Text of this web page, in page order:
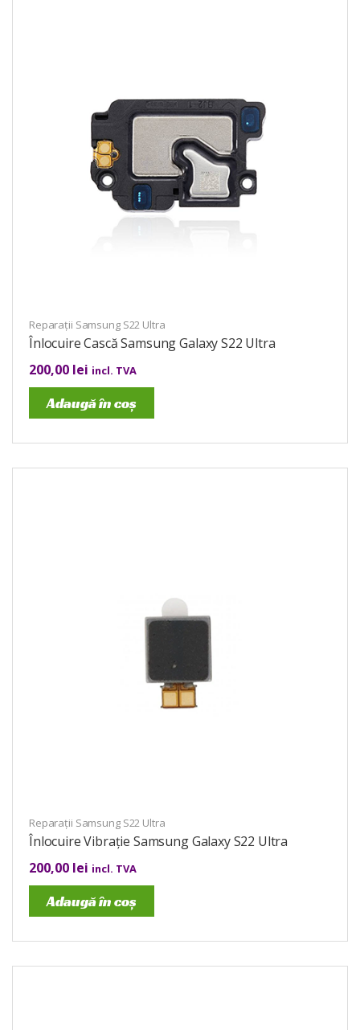
Reparații Samsung S22 Ultra
Înlocuire Cască Samsung Galaxy S22 Ultra
200,00 lei incl. TVA
Adaugă în coș
Reparații Samsung S22 Ultra
Înlocuire Vibrație Samsung Galaxy S22 Ultra
200,00 lei incl. TVA
Adaugă în coș